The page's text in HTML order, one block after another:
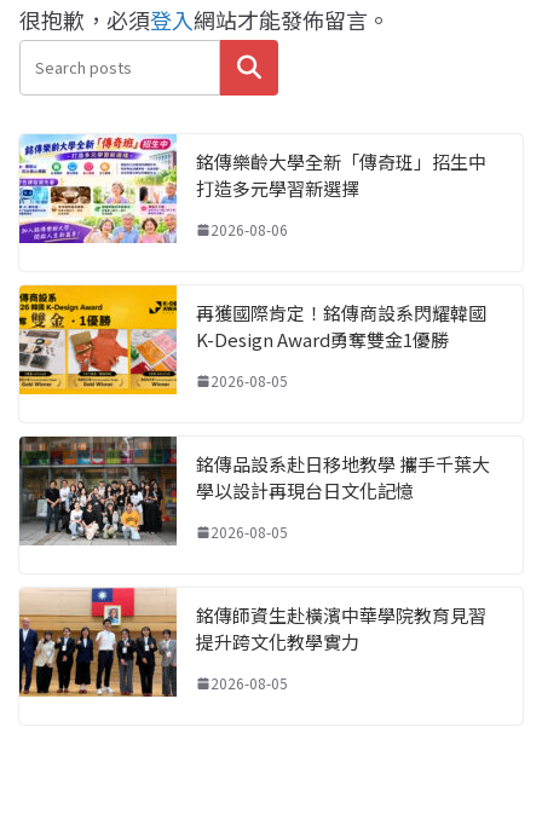
很抱歉，必須登入網站才能發佈留言。
搜尋
銘傳樂齡大學全新「傳奇班」招生中
打造多元學習新選擇
2026-08-06
再獲國際肯定！銘傳商設系閃耀韓國
K-Design Award勇奪雙金1優勝
2026-08-05
銘傳品設系赴日移地教學 攜手千葉大
學以設計再現台日文化記憶
2026-08-05
銘傳師資生赴橫濱中華學院教育見習
提升跨文化教學實力
2026-08-05